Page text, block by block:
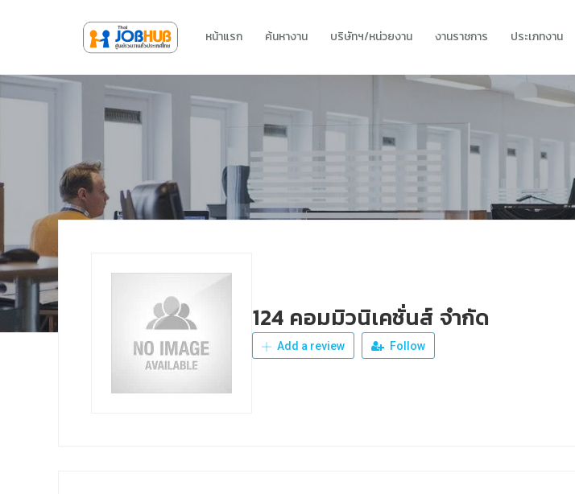
หน้าแรก ค้นหางาน บริษัทฯ/หน่วยงาน งานราชการ ประเภทงาน
124 คอมมิวนิเคชั่นส์ จำกัด
Add a review Follow